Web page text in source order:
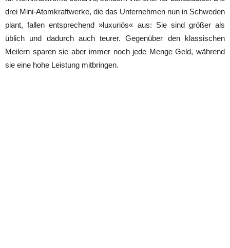
drei Mini-Atomkraftwerke, die das Unternehmen nun in Schweden
plant, fallen entsprechend »luxuriös« aus: Sie sind größer als
üblich und dadurch auch teurer. Gegenüber den klassischen
Meilern sparen sie aber immer noch jede Menge Geld, während
sie eine hohe Leistung mitbringen.